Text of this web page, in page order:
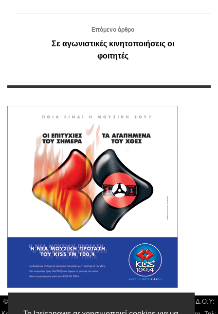
Επόμενο άρθρο
Σε αγωνιστικές κινητοποιήσεις οι
φοιτητές
© Larisa News | Διακριτικός Τίτλος: Orion Media, ΑΦΜ: 043750542, Δ.Ο.Υ: